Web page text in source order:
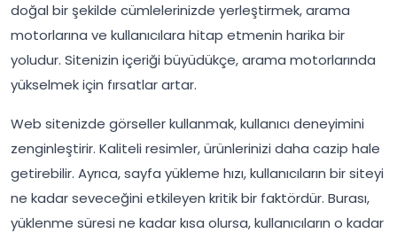
doğal bir şekilde cümlelerinizde yerleştirmek, arama
motorlarına ve kullanıcılara hitap etmenin harika bir
yoludur. Sitenizin içeriği büyüdükçe, arama motorlarında
yükselmek için fırsatlar artar.
Web sitenizde görseller kullanmak, kullanıcı deneyimini
zenginleştirir. Kaliteli resimler, ürünlerinizi daha cazip hale
getirebilir. Ayrıca, sayfa yükleme hızı, kullanıcıların bir siteyi
ne kadar seveceğini etkileyen kritik bir faktördür. Burası,
yüklenme süresi ne kadar kısa olursa, kullanıcıların o kadar